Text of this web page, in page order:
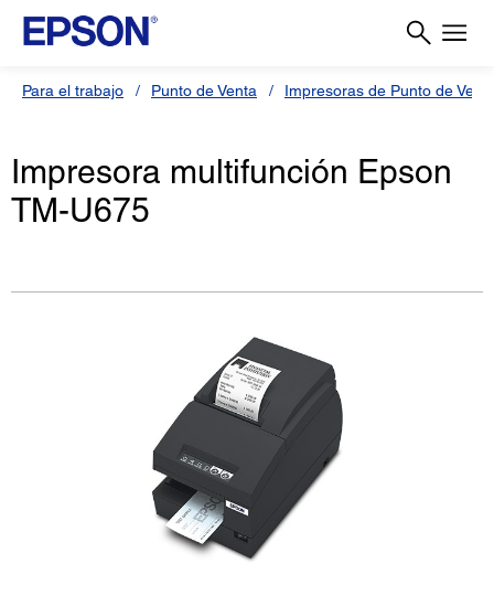
Para el trabajo Punto de Venta Impresoras de Punto de
Impresora multifunción Epson
TM-U675